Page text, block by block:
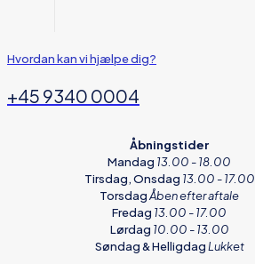
Hvordan kan vi hjælpe dig?
+45 9340 0004
Åbningstider
Mandag 13.00 - 18.00
Tirsdag, Onsdag 13.00 - 17.00
TorsdagÅben efter aftale
Fredag 13.00 - 17.00
Lørdag 10.00 - 13.00
Søndag & HelligdagLukket